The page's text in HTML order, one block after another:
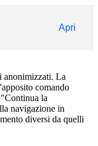
Apri
anonimizzati. La
comando
la
navigazione in
diversi da quelli